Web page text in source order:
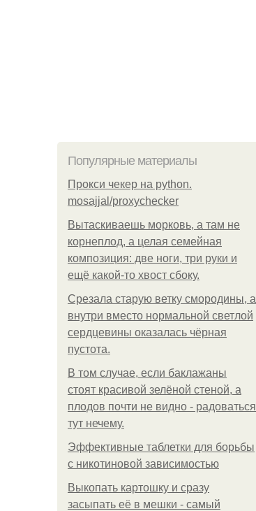
Популярные материалы
Прокси чекер на python.
mosajjal/proxychecker
Вытаскиваешь морковь, а там не
корнеплод, а целая семейная
композиция: две ноги, три руки и
ещё какой-то хвост сбоку.
Срезала старую ветку смородины, а
внутри вместо нормальной светлой
сердцевины оказалась чёрная
пустота.
В том случае, если баклажаны
стоят красивой зелёной стеной, а
плодов почти не видно - радоваться
тут нечему.
Эффективные таблетки для борьбы
с никотиновой зависимостью
Выкопать картошку и сразу
засыпать её в мешки - самый